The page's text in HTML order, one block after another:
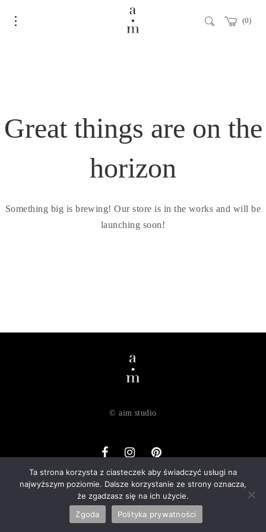
0
Great things are on the
horizon
Something big is brewing! Our store is in the works and will be
launching soon!
Ta strona korzysta z ciasteczek aby świadczyć usługi na
najwyższym poziomie. Dalsze korzystanie ze strony oznacza,
że zgadzasz się na ich użycie.
Zgoda
Polityka prywatności
© aim studio
o nas dostawa zwroty regulamin
polityka prywatności
kontakt